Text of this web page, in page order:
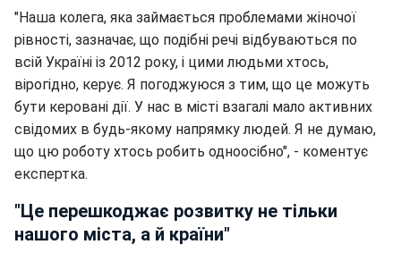
"Наша колега, яка займається проблемами жіночої
рівності, зазначає, що подібні речі відбуваються по
всій Україні із 2012 року, і цими людьми хтось,
вірогідно, керує. Я погоджуюся з тим, що це можуть
бути керовані дії. У нас в місті взагалі мало активних
свідомих в будь-якому напрямку людей. Я не думаю,
що цю роботу хтось робить одноосібно", - коментує
експертка.
"Це перешкоджає розвитку не тільки
нашого міста, а й країни"